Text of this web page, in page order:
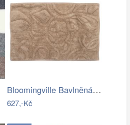
Bloomingville Bavlněná koupelnová…
627,-Kč